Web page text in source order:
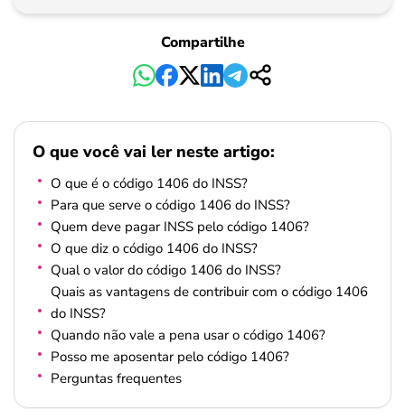
Compartilhe
O que você vai ler neste artigo:
O que é o código 1406 do INSS?
Para que serve o código 1406 do INSS?
Quem deve pagar INSS pelo código 1406?
O que diz o código 1406 do INSS?
Qual o valor do código 1406 do INSS?
Quais as vantagens de contribuir com o código 1406
do INSS?
Quando não vale a pena usar o código 1406?
Posso me aposentar pelo código 1406?
Perguntas frequentes